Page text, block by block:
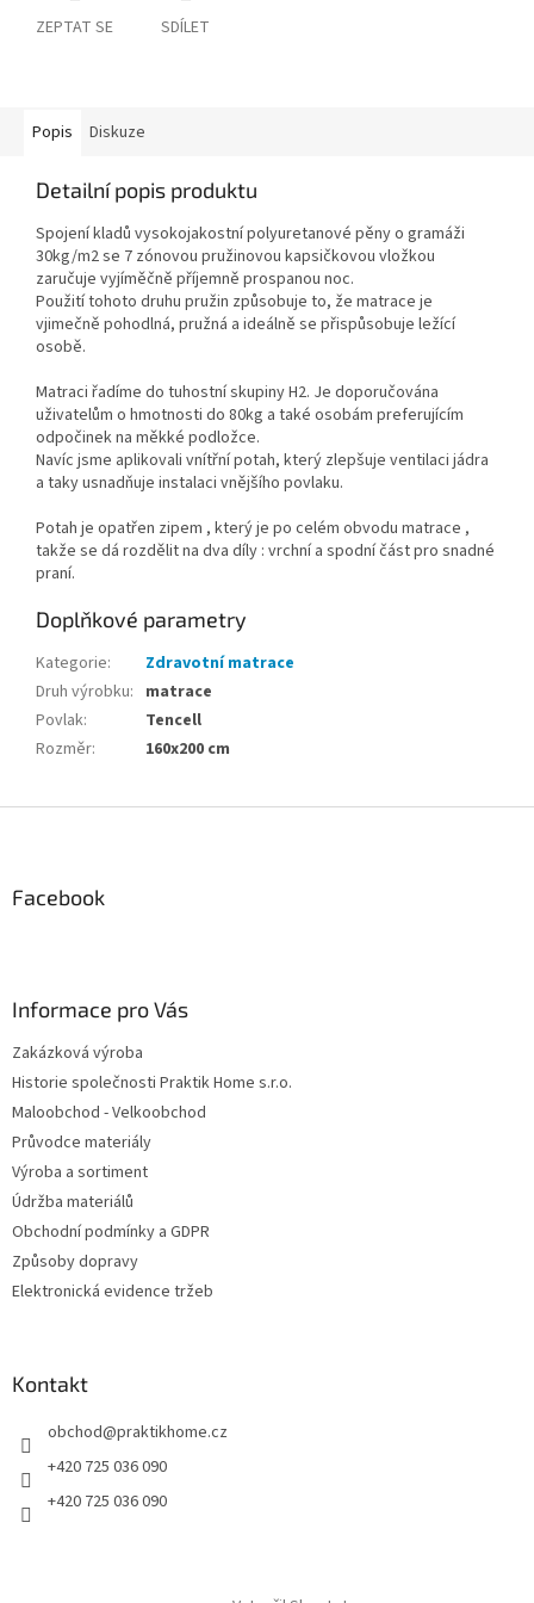
ZEPTAT SE SDÍLET
Popis Diskuze
Detailní popis produktu
Spojení kladů vysokojakostní polyuretanové pěny o gramáži
30kg/m2 se 7 zónovou pružinovou kapsičkovou vložkou
zaručuje vyjíměčně příjemně prospanou noc.
Použití tohoto druhu pružin způsobuje to, že matrace je
vjimečně pohodlná, pružná a ideálně se přispůsobuje ležící
osobě.
Matraci řadíme do tuhostní skupiny H2. Je doporučována
uživatelům o hmotnosti do 80kg a také osobám preferujícím
odpočinek na měkké podložce.
Navíc jsme aplikovali vnítřní potah, který zlepšuje ventilaci jádra
a taky usnadňuje instalaci vnějšího povlaku.
Potah je opatřen zipem , který je po celém obvodu matrace ,
takže se dá rozdělit na dva díly : vrchní a spodní část pro snadné
praní.
Doplňkové parametry
Kategorie:
Zdravotní matrace
Druh výrobku: matrace
Povlak:
Tencell
Rozměr: 160x200 cm
Facebook
Informace pro Vás
Zakázková výroba
Historie společnosti Praktik Home s.r.o.
Maloobchod - Velkoobchod
Průvodce materiály
Výroba a sortiment
Údržba materiálů
Obchodní podmínky a GDPR
Způsoby dopravy
Elektronická evidence tržeb
Kontakt
obchod@praktikhome.cz
+420 725 036 090
+420 725 036 090